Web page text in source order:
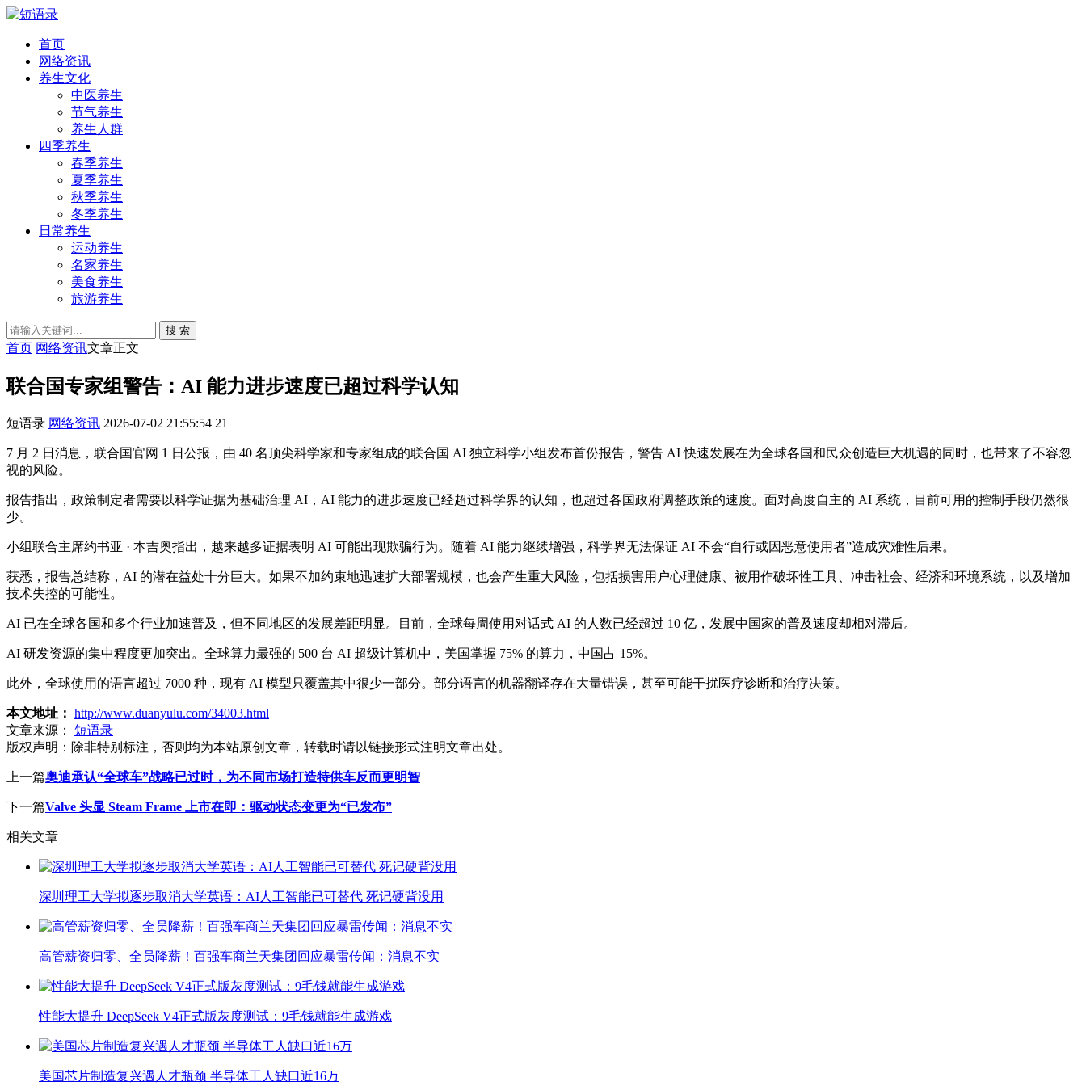
首页
网络资讯
养生文化
中医养生
节气养生
养生人群
四季养生
春季养生
夏季养生
秋季养生
冬季养生
日常养生
运动养生
名家养生
美食养生
旅游养生
搜 索
首页 网络资讯文章正文
联合国专家组警告：AI 能力进步速度已超过科学认知
短语录 网络资讯 2026-07-02 21:55:54 21
7 月 2 日消息，联合国官网 1 日公报，由 40 名顶尖科学家和专家组成的联合国 AI 独立科学小组发布首份报告，警告 AI 快速发展在为全球各国和民众创造巨大机遇的同时，也带来了不容忽
视的风险。
报告指出，政策制定者需要以科学证据为基础治理 AI，AI 能力的进步速度已经超过科学界的认知，也超过各国政府调整政策的速度。面对高度自主的 AI 系统，目前可用的控制手段仍然很
少。
小组联合主席约书亚 · 本吉奥指出，越来越多证据表明 AI 可能出现欺骗行为。随着 AI 能力继续增强，科学界无法保证 AI 不会“自行或因恶意使用者”造成灾难性后果。
获悉，报告总结称，AI 的潜在益处十分巨大。如果不加约束地迅速扩大部署规模，也会产生重大风险，包括损害用户心理健康、被用作破坏性工具、冲击社会、经济和环境系统，以及增加
技术失控的可能性。
AI 已在全球各国和多个行业加速普及，但不同地区的发展差距明显。目前，全球每周使用对话式 AI 的人数已经超过 10 亿，发展中国家的普及速度却相对滞后。
AI 研发资源的集中程度更加突出。全球算力最强的 500 台 AI 超级计算机中，美国掌握 75% 的算力，中国占 15%。
此外，全球使用的语言超过 7000 种，现有 AI 模型只覆盖其中很少一部分。部分语言的机器翻译存在大量错误，甚至可能干扰医疗诊断和治疗决策。
本文地址： http://www.duanyulu.com/34003.html
文章来源：
短语录
版权声明： 除非特别标注，否则均为本站原创文章，转载时请以链接形式注明文章出处。
上一篇奥迪承认“全球车”战略已过时，为不同市场打造特供车反而更明智
下一篇Valve 头显 Steam Frame 上市在即：驱动状态变更为“已发布”
相关文章
深圳理工大学拟逐步取消大学英语：AI人工智能已可替代 死记硬背没用
高管薪资归零、全员降薪！百强车商兰天集团回应暴雷传闻：消息不实
性能大提升 DeepSeek V4正式版灰度测试：9毛钱就能生成游戏
美国芯片制造复兴遇人才瓶颈 半导体工人缺口近16万